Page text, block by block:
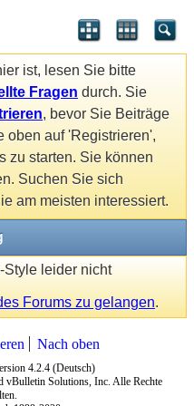
ist, lesen Sie bitte
Fragen durch. Sie
, bevor Sie Beiträge
oben auf 'Registrieren',
zu starten. Sie können
Suchen Sie sich
am meisten interessiert.
Style leider nicht
Forums zu gelangen.
Nach oben
4.2.4 (Deutsch)
Solutions, Inc. Alle Rechte